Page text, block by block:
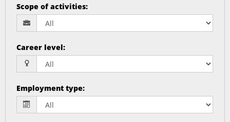
Scope of activities:
Career level:
Employment type: